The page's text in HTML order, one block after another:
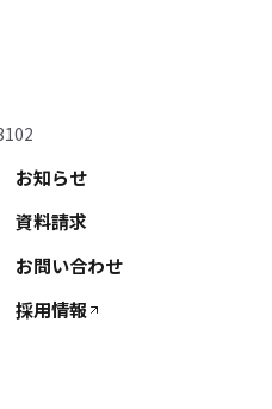
お知らせ
資料請求
お問い合わせ
採用情報